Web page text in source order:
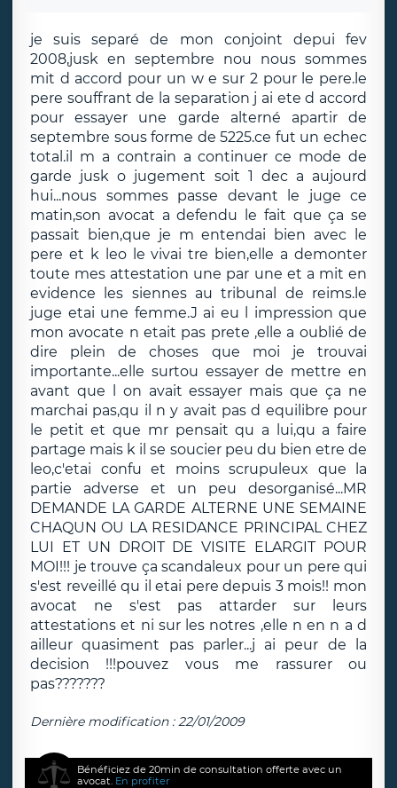
je suis separé de mon conjoint depui fev
2008,jusk en septembre nou nous sommes
mit d accord pour un w e sur 2 pour le pere.le
pere souffrant de la separation j ai ete d accord
pour essayer une garde alterné apartir de
septembre sous forme de 5225.ce fut un echec
total.il m a contrain a continuer ce mode de
garde jusk o jugement soit 1 dec a aujourd
hui...nous sommes passe devant le juge ce
matin,son avocat a defendu le fait que ça se
passait bien,que je m entendai bien avec le
pere et k leo le vivai tre bien,elle a demonter
toute mes attestation une par une et a mit en
evidence les siennes au tribunal de reims.le
juge etai une femme.J ai eu l impression que
mon avocate n etait pas prete ,elle a oublié de
dire plein de choses que moi je trouvai
importante...elle surtou essayer de mettre en
avant que l on avait essayer mais que ça ne
marchai pas,qu il n y avait pas d equilibre pour
le petit et que mr pensait qu a lui,qu a faire
partage mais k il se soucier peu du bien etre de
leo,c'etai confu et moins scrupuleux que la
partie adverse et un peu desorganisé...MR
DEMANDE LA GARDE ALTERNE UNE SEMAINE
CHAQUN OU LA RESIDANCE PRINCIPAL CHEZ
LUI ET UN DROIT DE VISITE ELARGIT POUR
MOI!!! je trouve ça scandaleux pour un pere qui
s'est reveillé qu il etai pere depuis 3 mois!! mon
avocat ne s'est pas attarder sur leurs
attestations et ni sur les notres ,elle n en n a d
ailleur quasiment pas parler...j ai peur de la
decision !!!pouvez vous me rassurer ou
pas???????
Dernière modification : 22/01/2009
Bénéficiez de 20min de consultation offerte avec un
avocat. En profiter